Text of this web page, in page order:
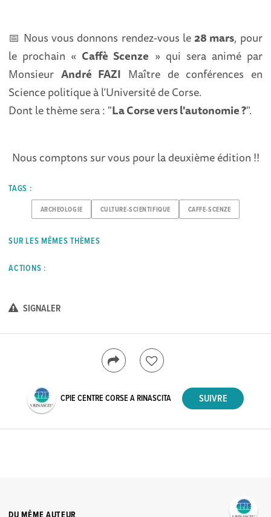
📅 Nous vous donnons rendez-vous le28 mars, pour
le prochain « Caffè Scenze » qui sera animé par
Monsieur André FAZI Maître de conférences en
Science politique à l’Université de Corse.
Dont le thème sera : "La Corse vers l'autonomie ?".
Nous comptons sur vous pour la deuxième édition !!
TAGS :
ARCHEOLOGIE CULTURE-SCIENTIFIQUE CAFFE-SCENZE
SUR LES MÊMES THÈMES
ACTIONS :
SIGNALER
CPIE CENTRE CORSE A RINASCITA